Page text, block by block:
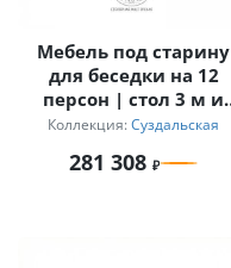
Мебель под старину
для беседки на 12
персон | стол 3 м и
кресла с
«Суздальский»
Коллекция: Суздальская
281 308